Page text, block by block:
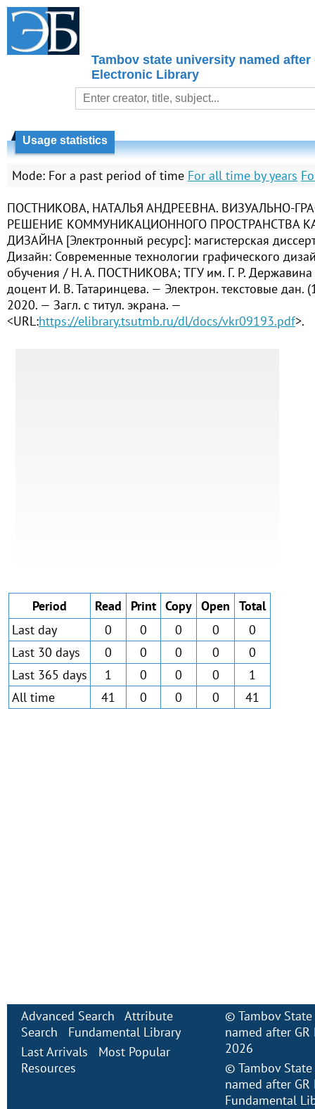
Tambov state university named after
Electronic Library
Usage statistics
Mode: For a past period of time For all time by years
ПОСТНИКОВА, НАТАЛЬЯ АНДРЕЕВНА. ВИЗУАЛЬНО-
РЕШЕНИЕ КОММУНИКАЦИОННОГО ПРОСТРАНСТВА
ДИЗАЙНА [Электронный ресурс]: магистерская
Дизайн: Современные технологии графического
обучения / Н. А. ПОСТНИКОВА; ТГУ им. Г. Р. Державина
доцент И. В. Татаринцева. — Электрон. текстовые дан.
2020. — Загл. с титул. экрана. —
<URL:https://elibrary.tsutmb.ru/dl/docs/vkr09193.pdf>.
Period Read Print Copy Open
Total
Last day
0 0 0 0
0
Last 30 days
0 0 0 0
0
Last 365 days
1 0 0 0
1
All time
41 0 0 0 41
Advanced Search
Attribute
Search
Fundamental Library
Last Arrivals
Most Popular
Resources
© Tambov
named after
2026
© Tambov
named after
Fundamental